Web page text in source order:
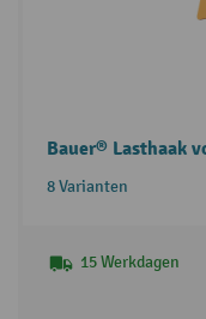
Bauer® Lasthaak
8 Varianten
15 Werkdagen